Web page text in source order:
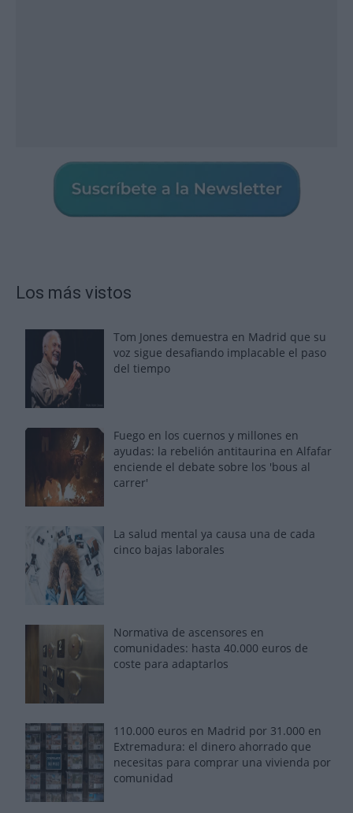
Los más vistos
Tom Jones demuestra en Madrid que su
voz sigue desafiando implacable el paso
del tiempo
Fuego en los cuernos y millones en
ayudas: la rebelión antitaurina en Alfafar
enciende el debate sobre los 'bous al
carrer'
La salud mental ya causa una de cada
cinco bajas laborales
Normativa de ascensores en
comunidades: hasta 40.000 euros de
coste para adaptarlos
110.000 euros en Madrid por 31.000 en
Extremadura: el dinero ahorrado que
necesitas para comprar una vivienda por
comunidad